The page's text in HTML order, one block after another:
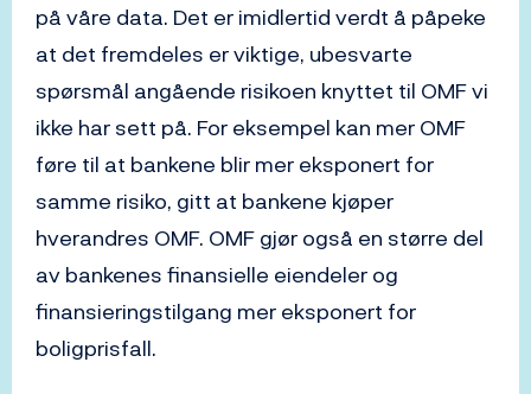
på våre data. Det er imidlertid verdt å påpeke
at det fremdeles er viktige, ubesvarte
spørsmål angående risikoen knyttet til OMF vi
ikke har sett på. For eksempel kan mer OMF
føre til at bankene blir mer eksponert for
samme risiko, gitt at bankene kjøper
hverandres OMF. OMF gjør også en større del
av bankenes finansielle eiendeler og
finansieringstilgang mer eksponert for
boligprisfall.